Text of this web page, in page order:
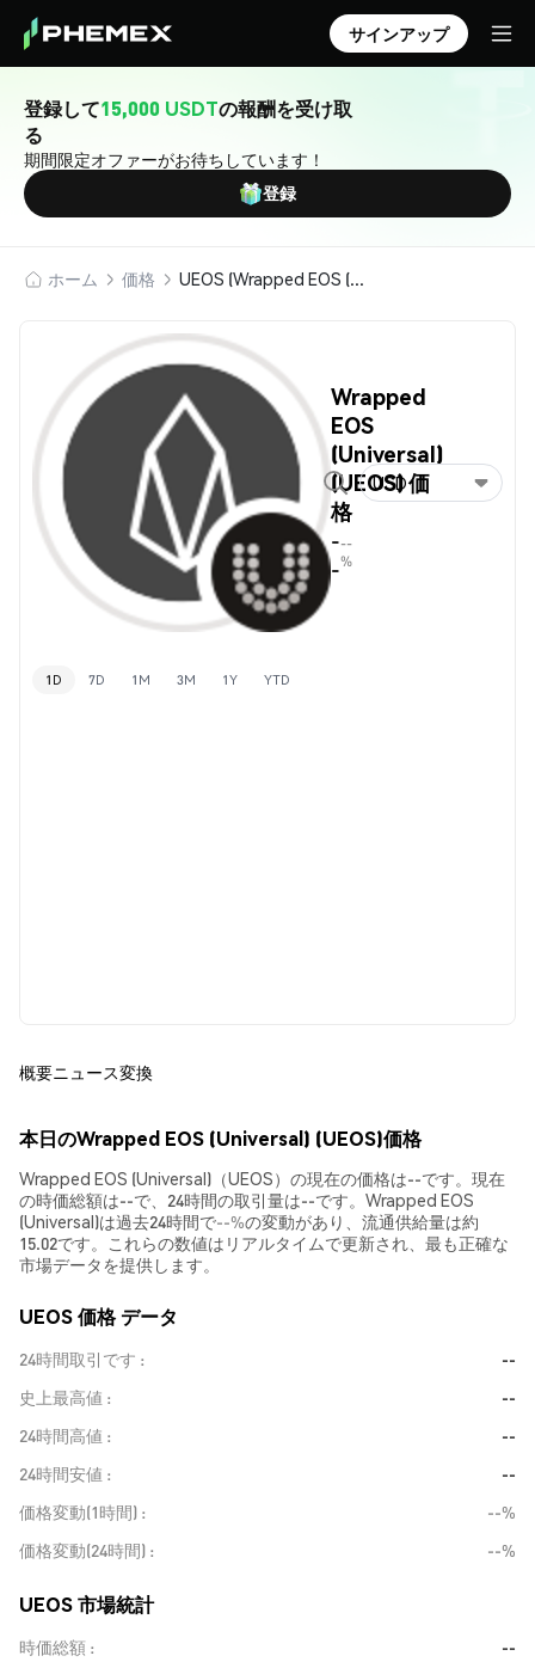
サインアップ
登録して15,000 USDTの報酬を受け取
る
期間限定オファーがお待ちしています！
登録
ホーム 価格 UEOS (Wrapped EOS (Universal))
Wrapped
EOS
(Universal)
(UEOS) 価
格
-
-
--
%
USD
1D 7D 1M 3M 1Y YTD
概要ニュース変換
本日のWrapped EOS (Universal) (UEOS)価格
Wrapped EOS (Universal)（UEOS）の現在の価格は--です。現在
の時価総額は--で、24時間の取引量は--です。Wrapped EOS
(Universal)は過去24時間で--%の変動があり、流通供給量は約
15.02です。これらの数値はリアルタイムで更新され、最も正確な
市場データを提供します。
UEOS 価格 データ
24時間取引です
--
史上最高値
--
24時間高値
--
24時間安値
--
価格変動(1時間)
--%
価格変動(24時間)
--%
UEOS 市場統計
時価総額
--